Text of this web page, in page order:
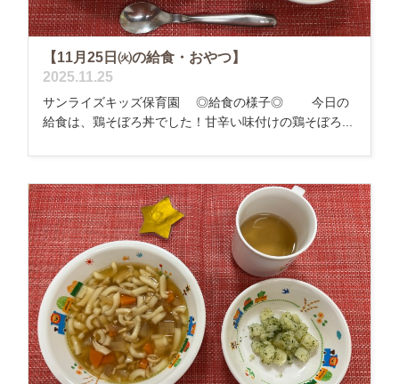
【11月25日㈫の給食・おやつ】
2025.11.25
サンライズキッズ保育園 ◎給食の様子◎ 今日の
給食は、鶏そぼろ丼でした！甘辛い味付けの鶏そぼろ...